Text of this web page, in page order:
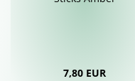
7,80 EUR